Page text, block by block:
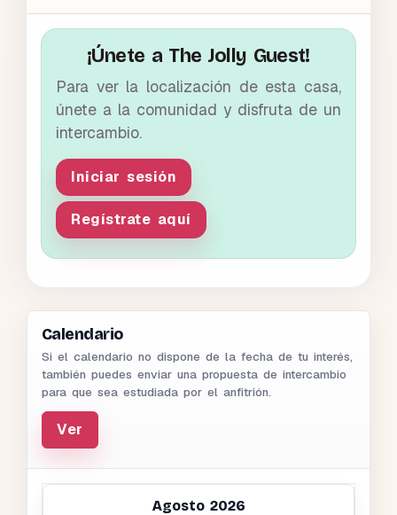
¡Únete a The Jolly Guest!
Para ver la localización de esta casa,
únete a la comunidad y disfruta de un
intercambio.
Iniciar sesión
Regístrate aquí
Calendario
Si el calendario no dispone de la fecha de tu interés,
también puedes enviar una propuesta de intercambio
para que sea estudiada por el anfitrión.
Ver
Agosto 2026